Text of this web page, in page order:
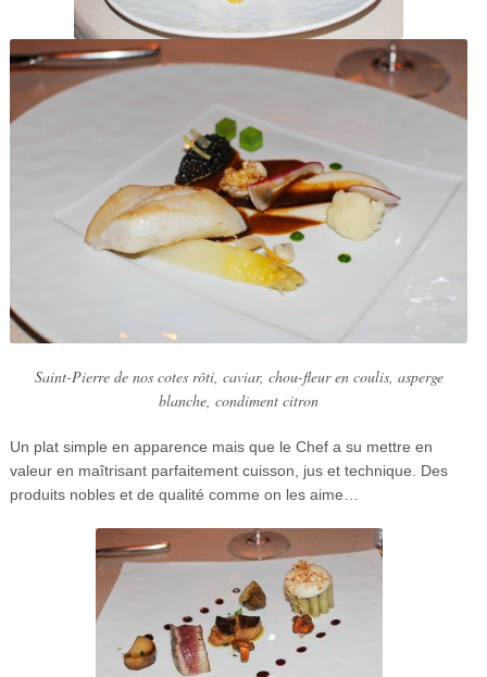
Saint-Pierre de nos cotes rôti, caviar, chou-fleur en coulis, asperge
blanche, condiment citron
Un plat simple en apparence mais que le Chef a su mettre en
valeur en maîtrisant parfaitement cuisson, jus et technique. Des
produits nobles et de qualité comme on les aime…